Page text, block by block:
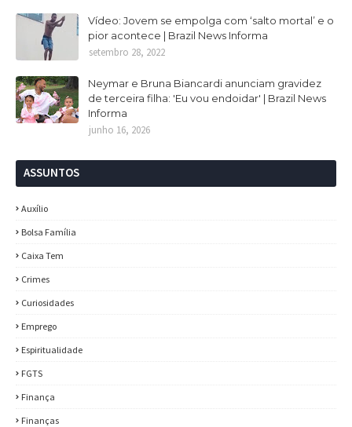
Vídeo: Jovem se empolga com ‘salto mortal’ e o
pior acontece | Brazil News Informa
setembro 28, 2022
Neymar e Bruna Biancardi anunciam gravidez
de terceira filha: 'Eu vou endoidar' | Brazil News
Informa
junho 16, 2026
ASSUNTOS
Auxílio
Bolsa Família
Caixa Tem
Crimes
Curiosidades
Emprego
Espiritualidade
FGTS
Finança
Finanças